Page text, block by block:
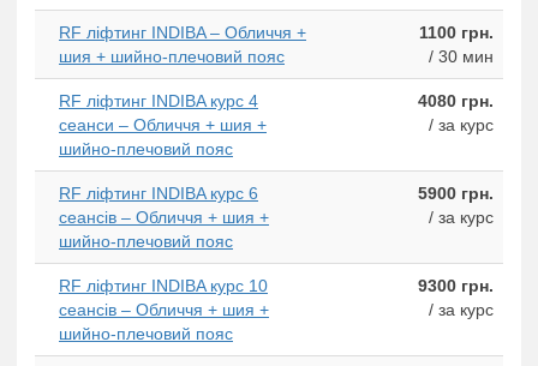
RF ліфтинг INDIBA – Обличчя +
шия + шийно-плечовий пояс
1100 грн.
/ 30 мин
RF ліфтинг INDIBA курс 4
сеанси – Обличчя + шия +
шийно-плечовий пояс
4080 грн.
/ за курс
RF ліфтинг INDIBA курс 6
сеансів – Обличчя + шия +
шийно-плечовий пояс
5900 грн.
/ за курс
RF ліфтинг INDIBA курс 10
сеансів – Обличчя + шия +
шийно-плечовий пояс
9300 грн.
/ за курс